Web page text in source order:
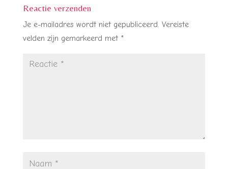
Reactie verzenden
Je e-mailadres wordt niet gepubliceerd. Vereiste
velden zijn gemarkeerd met *